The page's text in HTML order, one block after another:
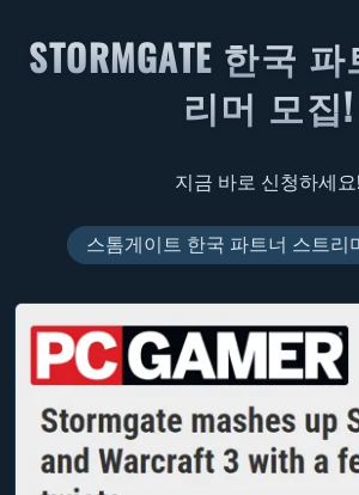
STORMGATE 한국
리머 모집!
지금 바로 신청하세요!
스톰게이트 한국 파트너 스트리